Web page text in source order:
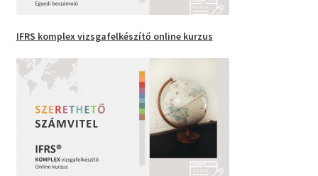
IFRS komplex vizsgafelkészítő online kurzus